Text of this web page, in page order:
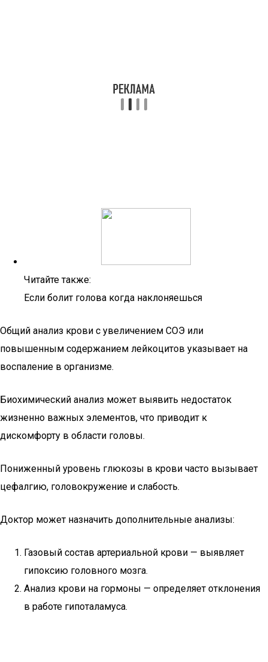
Читайте также:
Если болит голова когда наклоняешься
Общий анализ крови с увеличением СОЭ или
повышенным содержанием лейкоцитов указывает на
воспаление в организме.
Биохимический анализ может выявить недостаток
жизненно важных элементов, что приводит к
дискомфорту в области головы.
Пониженный уровень глюкозы в крови часто вызывает
цефалгию, головокружение и слабость.
Доктор может назначить дополнительные анализы:
Газовый состав артериальной крови — выявляет
гипоксию головного мозга.
Анализ крови на гормоны — определяет отклонения
в работе гипоталамуса.